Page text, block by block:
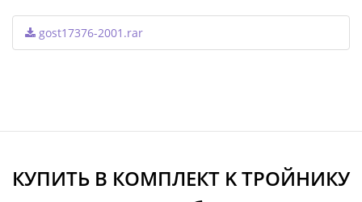
gost17376-2001.rar
КУПИТЬ В КОМПЛЕКТ K ТРОЙНИКУ